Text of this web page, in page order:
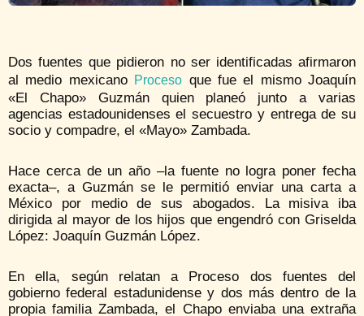
Dos fuentes que pidieron no ser identificadas afirmaron
al medio mexicano Proceso que fue el mismo Joaquín
«El Chapo» Guzmán quien planeó junto a varias
agencias estadounidenses el secuestro y entrega de su
socio y compadre, el «Mayo» Zambada.
Hace cerca de un año –la fuente no logra poner fecha
exacta–, a Guzmán se le permitió enviar una carta a
México por medio de sus abogados. La misiva iba
dirigida al mayor de los hijos que engendró con Griselda
López: Joaquín Guzmán López.
En ella, según relatan a Proceso dos fuentes del
gobierno federal estadunidense y dos más dentro de la
propia familia Zambada, el Chapo enviaba una extraña